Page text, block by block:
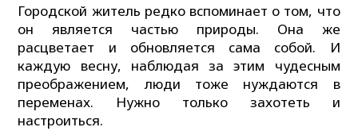
Городской житель редко вспоминает о том, что
он является частью природы. Она же
расцветает и обновляется сама собой. И
каждую весну, наблюдая за этим чудесным
преображением, люди тоже нуждаются в
переменах. Нужно только захотеть и
настроиться.